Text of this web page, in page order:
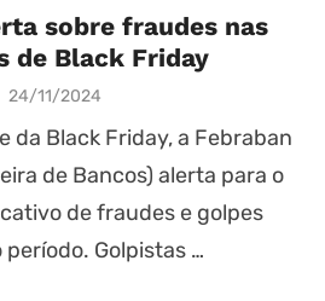
sobre fraudes nas
de Black Friday
Posted
24/11/2024
da Black Friday, a Febraban
de Bancos) alerta para o
de fraudes e golpes
Golpistas …